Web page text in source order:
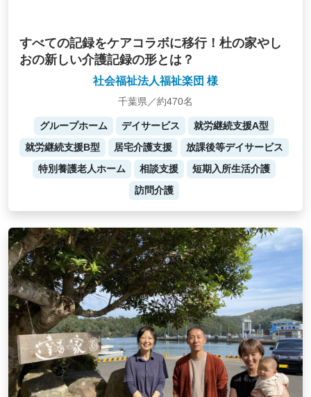
すべての記録をケアコラボに移行！杜の家やし
おの新しい介護記録の形とは？
社会福祉法人福祉楽団 様
千葉県／約470名
グループホーム デイサービス
就労継続支援A型
就労継続支援B型
居宅介護支援
放課後等デイサービス
特別養護老人ホーム
相談支援
短期入所生活介護
訪問介護